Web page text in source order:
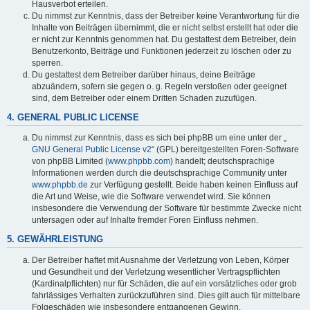
Hausverbot erteilen.
Du nimmst zur Kenntnis, dass der Betreiber keine Verantwortung für die
Inhalte von Beiträgen übernimmt, die er nicht selbst erstellt hat oder die
er nicht zur Kenntnis genommen hat. Du gestattest dem Betreiber, dein
Benutzerkonto, Beiträge und Funktionen jederzeit zu löschen oder zu
sperren.
Du gestattest dem Betreiber darüber hinaus, deine Beiträge
abzuändern, sofern sie gegen o. g. Regeln verstoßen oder geeignet
sind, dem Betreiber oder einem Dritten Schaden zuzufügen.
4. GENERAL PUBLIC LICENSE
Du nimmst zur Kenntnis, dass es sich bei phpBB um eine unter der „
GNU General Public License v2“ (GPL) bereitgestellten Foren-Software
von phpBB Limited (www.phpbb.com) handelt; deutschsprachige
Informationen werden durch die deutschsprachige Community unter
www.phpbb.de zur Verfügung gestellt. Beide haben keinen Einfluss auf
die Art und Weise, wie die Software verwendet wird. Sie können
insbesondere die Verwendung der Software für bestimmte Zwecke nicht
untersagen oder auf Inhalte fremder Foren Einfluss nehmen.
5. GEWÄHRLEISTUNG
Der Betreiber haftet mit Ausnahme der Verletzung von Leben, Körper
und Gesundheit und der Verletzung wesentlicher Vertragspflichten
(Kardinalpflichten) nur für Schäden, die auf ein vorsätzliches oder grob
fahrlässiges Verhalten zurückzuführen sind. Dies gilt auch für mittelbare
Folgeschäden wie insbesondere entgangenen Gewinn.